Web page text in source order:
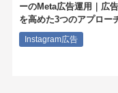
ーのMeta広告運用｜広
を高めた3つのアプロー
Instagram広告